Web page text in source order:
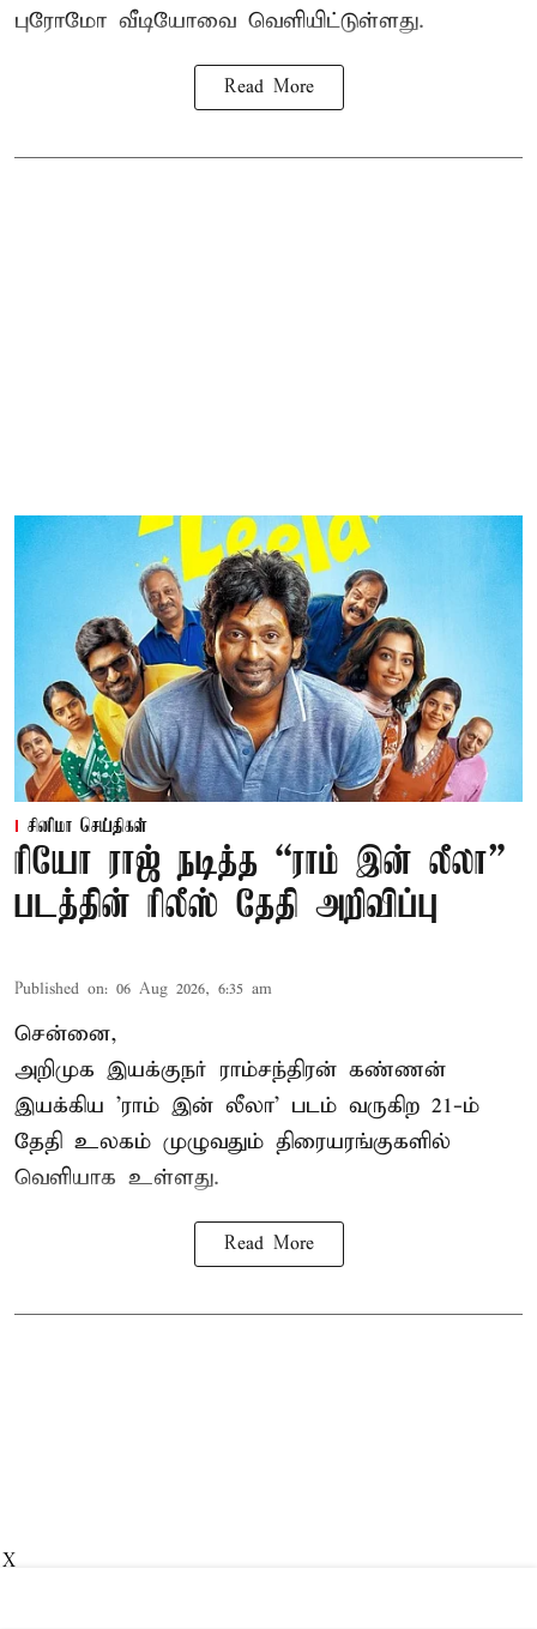
புரோமோ வீடியோவை வெளியிட்டுள்ளது.
Read More
சினிமா செய்திகள்
ரியோ ராஜ் நடித்த “ராம் இன் லீலா”
படத்தின் ரிலீஸ் தேதி அறிவிப்பு
Published on: 06 Aug 2026, 6:35 am
சென்னை,
அறிமுக இயக்குநர் ராம்சந்திரன் கண்ணன்
இயக்கிய 'ராம் இன் லீலா' படம் வருகிற 21-ம்
தேதி உலகம் முழுவதும் திரையரங்குகளில்
வெளியாக உள்ளது.
Read More
X